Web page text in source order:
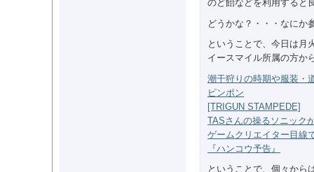
のど飴などを利用すると
どうかな？・・・なにか
ということで、今日は月
イースマイル所属の方か
潮干狩りの時期や服装・
ピンポン
[TRIGUN STAMPEDE]
TASさんの操るソニック
ゲームクリエイター目線
『ハンコウ予告』
ということで、個々から